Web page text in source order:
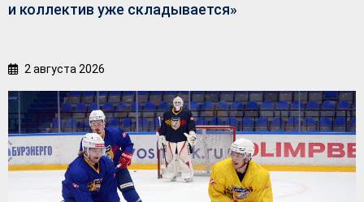
и коллектив уже складывается»
2 августа 2026